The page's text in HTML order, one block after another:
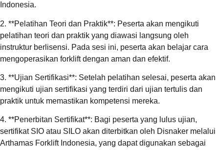
Indonesia.
2. **Pelatihan Teori dan Praktik**: Peserta akan mengikuti
pelatihan teori dan praktik yang diawasi langsung oleh
instruktur berlisensi. Pada sesi ini, peserta akan belajar cara
mengoperasikan forklift dengan aman dan efektif.
3. **Ujian Sertifikasi**: Setelah pelatihan selesai, peserta akan
mengikuti ujian sertifikasi yang terdiri dari ujian tertulis dan
praktik untuk memastikan kompetensi mereka.
4. **Penerbitan Sertifikat**: Bagi peserta yang lulus ujian,
sertifikat SIO atau SILO akan diterbitkan oleh Disnaker melalui
Arthamas Forklift Indonesia, yang dapat digunakan sebagai